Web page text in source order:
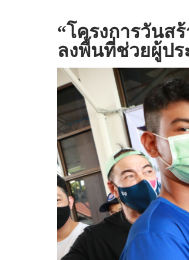
“โครงการวันส
ลงพื้นที่ช่วยผู้ป